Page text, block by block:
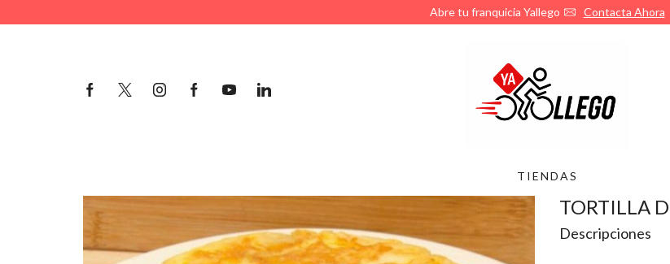
Abre tu franquicia Yallego Contacta Ahora
TIENDAS
TORTILLA
Descripciones